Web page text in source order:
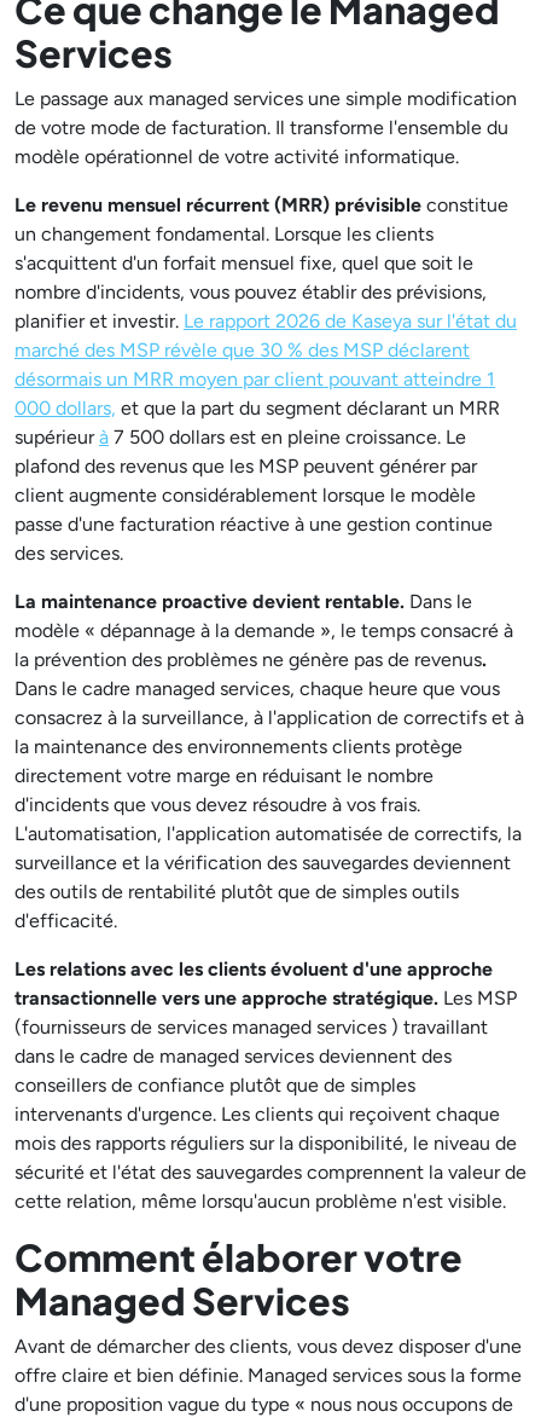
Services
Le passage aux managed services une simple modification
de votre mode de facturation. Il transforme l'ensemble du
modèle opérationnel de votre activité informatique.
Le revenu mensuel récurrent (MRR) prévisible constitue
un changement fondamental. Lorsque les clients
s'acquittent d'un forfait mensuel fixe, quel que soit le
nombre d'incidents, vous pouvez établir des prévisions,
planifier et investir. Le rapport 2026 de Kaseya sur l'état du
marché des MSP révèle que 30 % des MSP déclarent
désormais un MRR moyen par client pouvant atteindre 1
000 dollars, et que la part du segment déclarant un MRR
supérieurà 7 500 dollars est en pleine croissance. Le
plafond des revenus que les MSP peuvent générer par
client augmente considérablement lorsque le modèle
passe d'une facturation réactive à une gestion continue
des services.
La maintenance proactive devient rentable. Dans le
modèle « dépannage à la demande », le temps consacré à
la prévention des problèmes ne génère pas de revenus.
Dans le cadre managed services, chaque heure que vous
consacrez à la surveillance, à l'application de correctifs et à
la maintenance des environnements clients protège
directement votre marge en réduisant le nombre
d'incidents que vous devez résoudre à vos frais.
L'automatisation, l'application automatisée de correctifs, la
surveillance et la vérification des sauvegardes deviennent
des outils de rentabilité plutôt que de simples outils
d'efficacité.
Les relations avec les clients évoluent d'une approche
transactionnelle vers une approche stratégique. Les MSP
(fournisseurs de services managed services ) travaillant
dans le cadre de managed services deviennent des
conseillers de confiance plutôt que de simples
intervenants d'urgence. Les clients qui reçoivent chaque
mois des rapports réguliers sur la disponibilité, le niveau de
sécurité et l'état des sauvegardes comprennent la valeur de
cette relation, même lorsqu'aucun problème n'est visible.
Comment élaborer votre
Managed Services
Avant de démarcher des clients, vous devez disposer d'une
offre claire et bien définie. Managed services sous la forme
d'une proposition vague du type « nous nous occupons de